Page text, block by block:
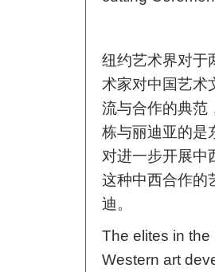
纽约艺术界对于
术家对中国艺术
流与合作的典范
栋与丽迪亚的是
对进一步开展中
这种中西合作的
迪。
The elites in
Western art